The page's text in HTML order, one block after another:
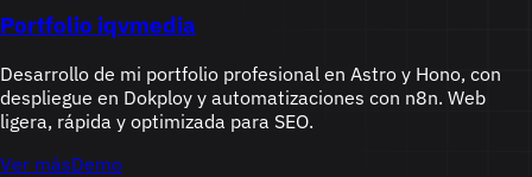
Portfolio iqvmedia
Desarrollo de mi portfolio profesional en Astro y Hono, con
despliegue en Dokploy y automatizaciones con n8n. Web
ligera, rápida y optimizada para SEO.
Ver másDemo